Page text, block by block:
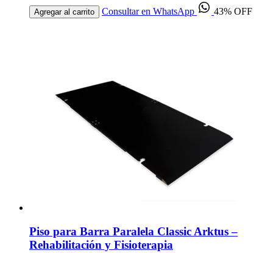
Agregar al carrito Consultar en WhatsApp 43% OFF
Piso para Barra Paralela Classic Arktus –
Rehabilitación y Fisioterapia